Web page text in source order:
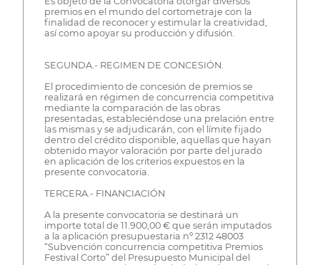
premios en el mundo del cortometraje con la
finalidad de reconocer y estimular la creatividad,
así como apoyar su producción y difusión.
SEGUNDA.- REGIMEN DE CONCESIÓN.
El procedimiento de concesión de premios se
realizará en régimen de concurrencia competitiva
mediante la comparación de las obras
presentadas, estableciéndose una prelación entre
las mismas y se adjudicarán, con el límite fijado
dentro del crédito disponible, aquellas que hayan
obtenido mayor valoración por parte del jurado
en aplicación de los criterios expuestos en la
presente convocatoria.
TERCERA.- FINANCIACIÓN
A la presente convocatoria se destinará un
importe total de 11.900,00 € que serán imputados
a la aplicación presupuestaria nº 2312 48003
“Subvención concurrencia competitiva Premios
Festival Corto” del Presupuesto Municipal del